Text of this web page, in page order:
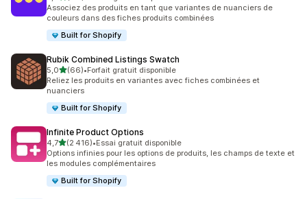
Associez des produits en tant que variantes de nuanciers de
couleurs dans des fiches produits combinées
Built for Shopify
Rubik Combined Listings Swatch
5,0étoile(s) sur 5
(66)
66 avis au total
•Forfait gratuit disponible
Reliez les produits en variantes avec fiches combinées et
nuanciers
Built for Shopify
Infinite Product Options
4,7étoile(s) sur 5
(2 416)
2416 avis au total
•Essai gratuit disponible
Options infinies pour les options de produits, les champs de texte et
les modules complémentaires
Built for Shopify